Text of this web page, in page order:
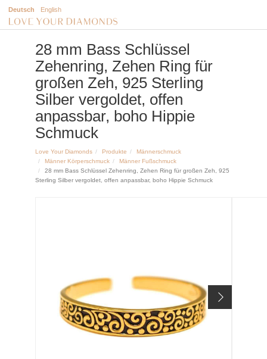
Deutsch English
28 mm Bass Schlüssel
Zehenring, Zehen Ring für
großen Zeh, 925 Sterling
Silber vergoldet, offen
anpassbar, boho Hippie
Schmuck
Love Your Diamonds Produkte
Männerschmuck
Männer Körperschmuck
Männer Fußschmuck
28 mm Bass Schlüssel Zehenring, Zehen Ring für großen Zeh, 925
Sterling Silber vergoldet, offen anpassbar, boho Hippie Schmuck